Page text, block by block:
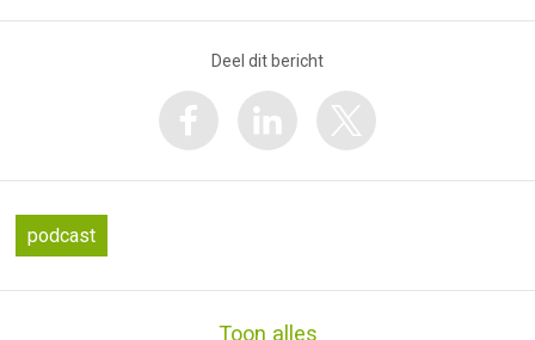
Deel dit bericht
podcast
Toon alles